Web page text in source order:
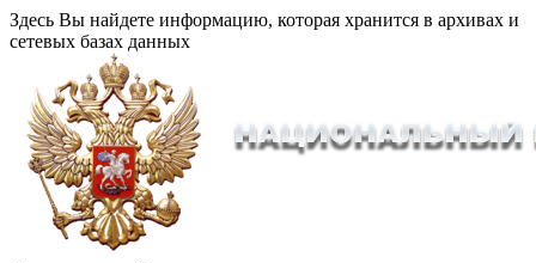
Здесь Вы найдете информацию, которая хранится в архивах и
сетевых базах данных